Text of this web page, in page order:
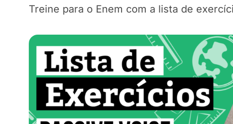
Treine para o Enem com a lista de